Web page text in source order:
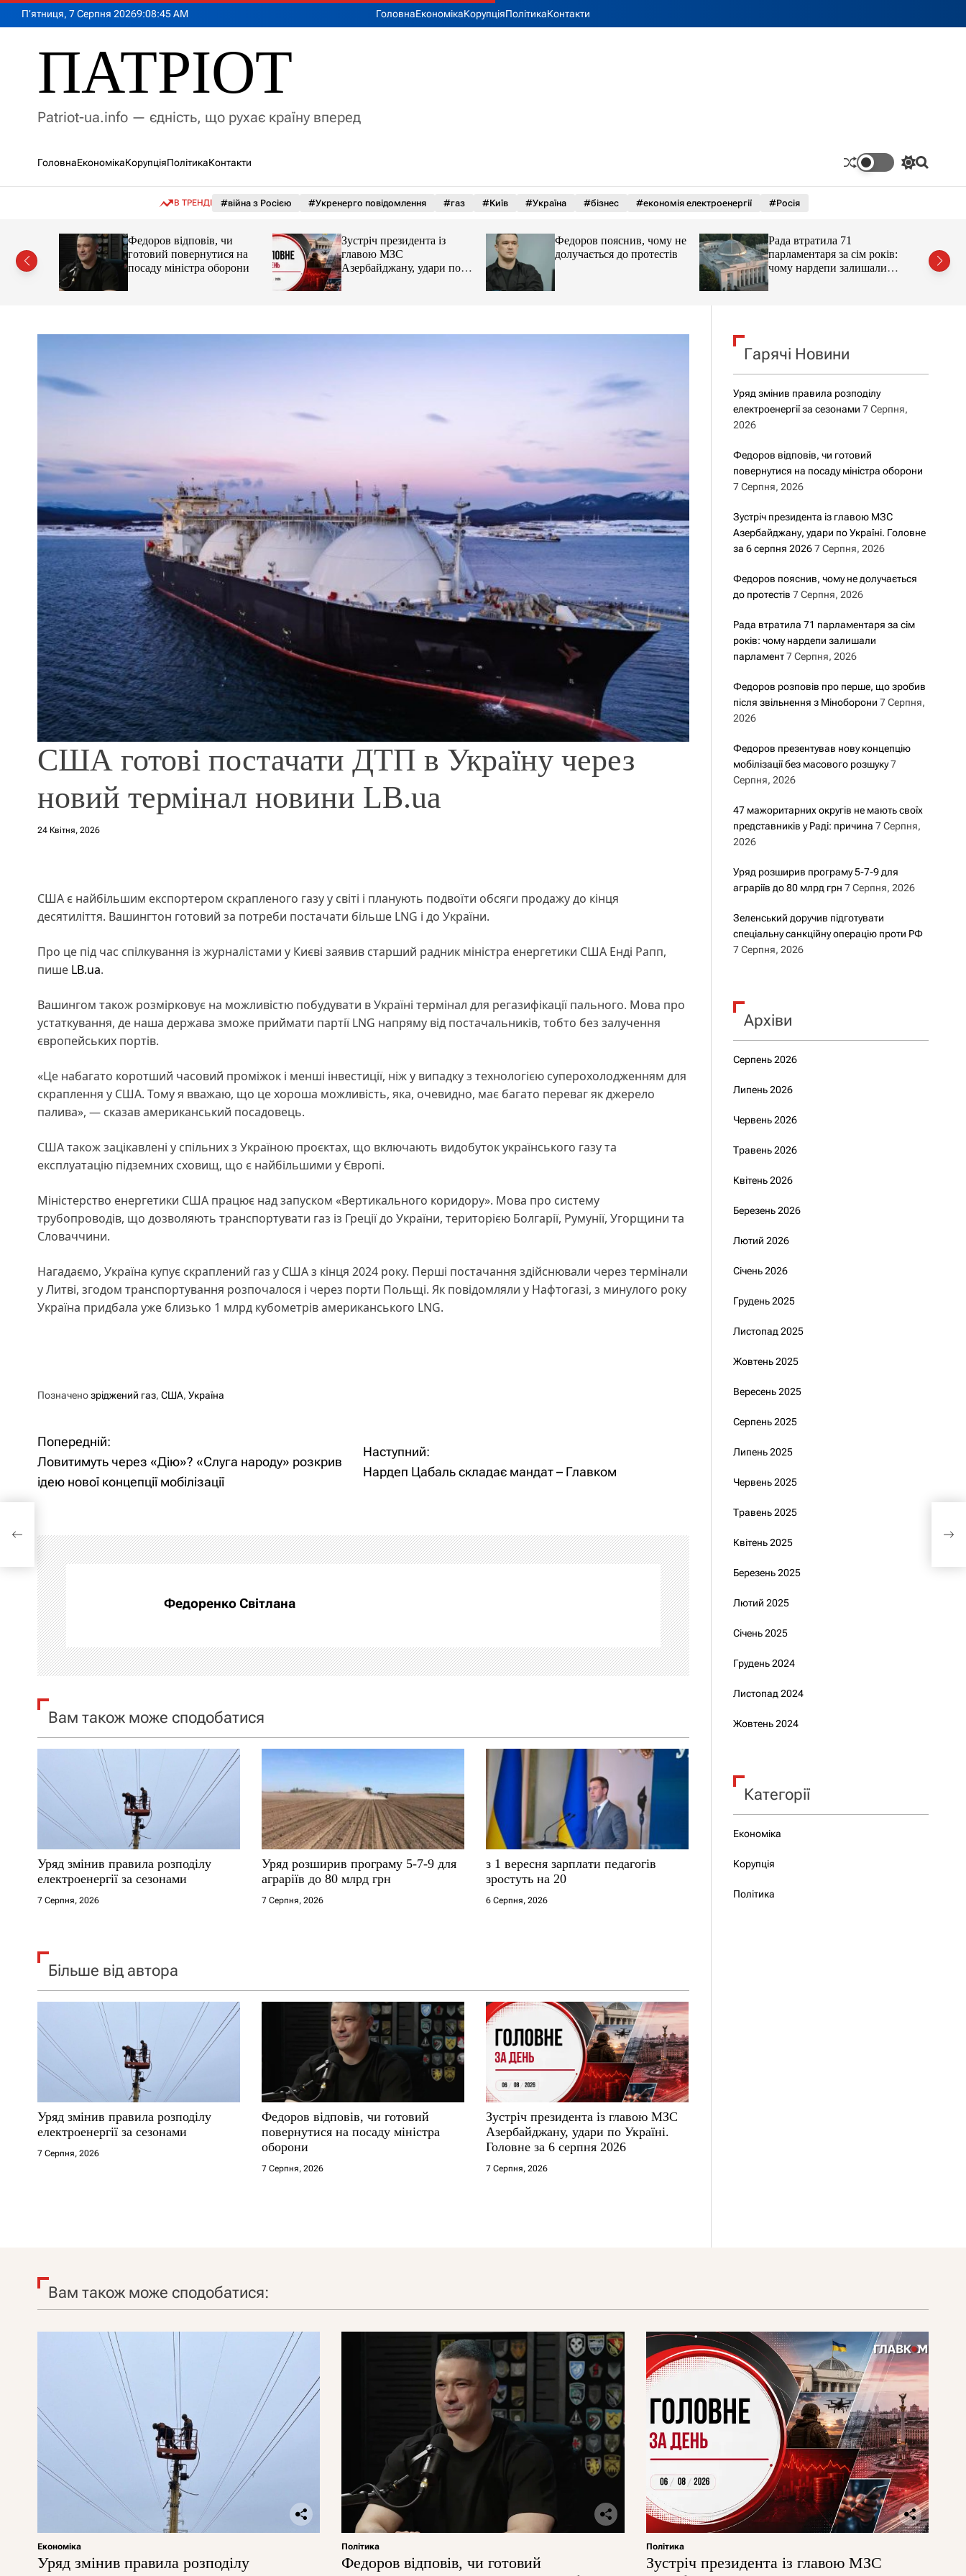
П’ятниця, 7 Серпня 20269:08:46AM ГоловнаЕкономікаКорупціяПолітикаКонтакти
ПАТРІОТ
Patriot-ua.info — єдність, що рухає країну вперед
ГоловнаЕкономікаКорупціяПолітикаКонтакти
П
а
ч
о
р
у
П
В ТРЕНДІ #війна з Росією #Укренерго повідомлення #газ #Київ #Україна #бізнес #економія електроенергії #Росія
за
Федоров відповів, чи
готовий повернутися на
посаду міністра оборони
Зустріч президента із
главою МЗС
Азербайджану, удари по
Україні. Головне за 6
серпня 2026
Федоров пояснив, чому не
долучається до протестів
Рада втратила 71
парламентаря за сім років:
чому нардепи залишали
парламент
США готові постачати ДТП в Україну через
новий термінал новини LB.ua
24 Квітня, 2026
США є найбільшим експортером скрапленого газу у світі і планують подвоїти обсяги продажу до кінця
десятиліття. Вашингтон готовий за потреби постачати більше LNG і до України.
Про це під час спілкування із журналістами у Києві заявив старший радник міністра енергетики США Енді Рапп,
пише LB.ua.
Вашингом також розмірковує на можливістю побудувати в Україні термінал для регазифікації пального. Мова про
устаткування, де наша держава зможе приймати партії LNG напряму від постачальників, тобто без залучення
європейських портів.
«Це набагато коротший часовий проміжок і менші інвестиції, ніж у випадку з технологією суперохолодженням для
скраплення у США. Тому я вважаю, що це хороша можливість, яка, очевидно, має багато переваг як джерело
палива», — сказав американський посадовець.
США також зацікавлені у спільних з Україною проєктах, що включають видобуток українського газу та
експлуатацію підземних сховищ, що є найбільшими у Європі.
Міністерство енергетики США працює над запуском «Вертикального коридору». Мова про систему
трубопроводів, що дозволяють транспортувати газ із Греції до України, територією Болгарії, Румунії, Угорщини та
Словаччини.
Нагадаємо, Україна купує скраплений газ у США з кінця 2024 року. Перші постачання здійснювали через термінали
у Литві, згодом транспортування розпочалося і через порти Польщі. Як повідомляли у Нафтогазі, з минулого року
Україна придбала уже близько 1 млрд кубометрів американського LNG.
Позначенозріджений газ, США, Україна
Н
а
і
г
а
ц
і
я
а
п
и
с
і
в
Попередній:
Ловитимуть через «Дію»? «Слуга народу» розкрив
ідею нової концепції мобілізації
Наступний:
Нардеп Цабаль складає мандат – Главком
Федоренко Світлана
Вам також може сподобатися
Уряд змінив правила розподілу
електроенергії за сезонами
7 Серпня, 2026
Уряд розширив програму 5-7-9 для
аграріїв до 80 млрд грн
7 Серпня, 2026
з 1 вересня зарплати педагогів
зростуть на 20
6 Серпня, 2026
Більше від автора
Уряд змінив правила розподілу
електроенергії за сезонами
7 Серпня, 2026
Федоров відповів, чи готовий
повернутися на посаду міністра
оборони
7 Серпня, 2026
Зустріч президента із главою МЗС
Азербайджану, удари по Україні.
Головне за 6 серпня 2026
7 Серпня, 2026
Гарячі Новини
Уряд змінив правила розподілу
електроенергії за сезонами 7 Серпня,
2026
Федоров відповів, чи готовий
повернутися на посаду міністра оборони
7 Серпня, 2026
Зустріч президента із главою МЗС
Азербайджану, удари по Україні. Головне
за 6 серпня 2026 7 Серпня, 2026
Федоров пояснив, чому не долучається
до протестів 7 Серпня, 2026
Рада втратила 71 парламентаря за сім
років: чому нардепи залишали
парламент 7 Серпня, 2026
Федоров розповів про перше, що зробив
після звільнення з Міноборони 7 Серпня,
2026
Федоров презентував нову концепцію
мобілізації без масового розшуку 7
Серпня, 2026
47 мажоритарних округів не мають своїх
представників у Раді: причина 7 Серпня,
2026
Уряд розширив програму 5-7-9 для
аграріїв до 80 млрд грн 7 Серпня, 2026
Зеленський доручив підготувати
спеціальну санкційну операцію проти РФ
7 Серпня, 2026
Архіви
Серпень 2026
Липень 2026
Червень 2026
Травень 2026
Квітень 2026
Березень 2026
Лютий 2026
Січень 2026
Грудень 2025
Листопад 2025
Жовтень 2025
Вересень 2025
Серпень 2025
Липень 2025
Червень 2025
Травень 2025
Квітень 2025
Березень 2025
Лютий 2025
Січень 2025
Грудень 2024
Листопад 2024
Жовтень 2024
Категорії
Економіка
Корупція
Політика
Вам також може сподобатися:
Економіка
Уряд змінив правила розподілу
Політика
Федоров відповів, чи готовий
Політика
Зустріч президента із главою МЗС